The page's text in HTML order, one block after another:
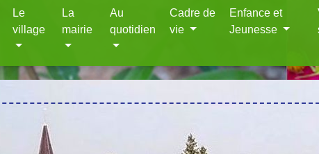
Le
village
La
mairie
Au
quotidien
Cadre de
vie
Enfance et
Jeunesse